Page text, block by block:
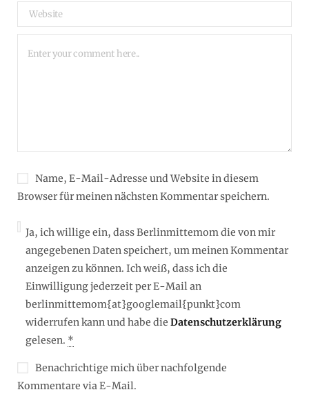
Name, E-Mail-Adresse und Website in diesem
Browser für meinen nächsten Kommentar speichern.
Ja, ich willige ein, dass Berlinmittemom die von mir
angegebenen Daten speichert, um meinen Kommentar
anzeigen zu können. Ich weiß, dass ich die
Einwilligung jederzeit per E-Mail an
berlinmittemom{at}googlemail{punkt}com
widerrufen kann und habe die Datenschutzerklärung
gelesen. *
Benachrichtige mich über nachfolgende
Kommentare via E-Mail.